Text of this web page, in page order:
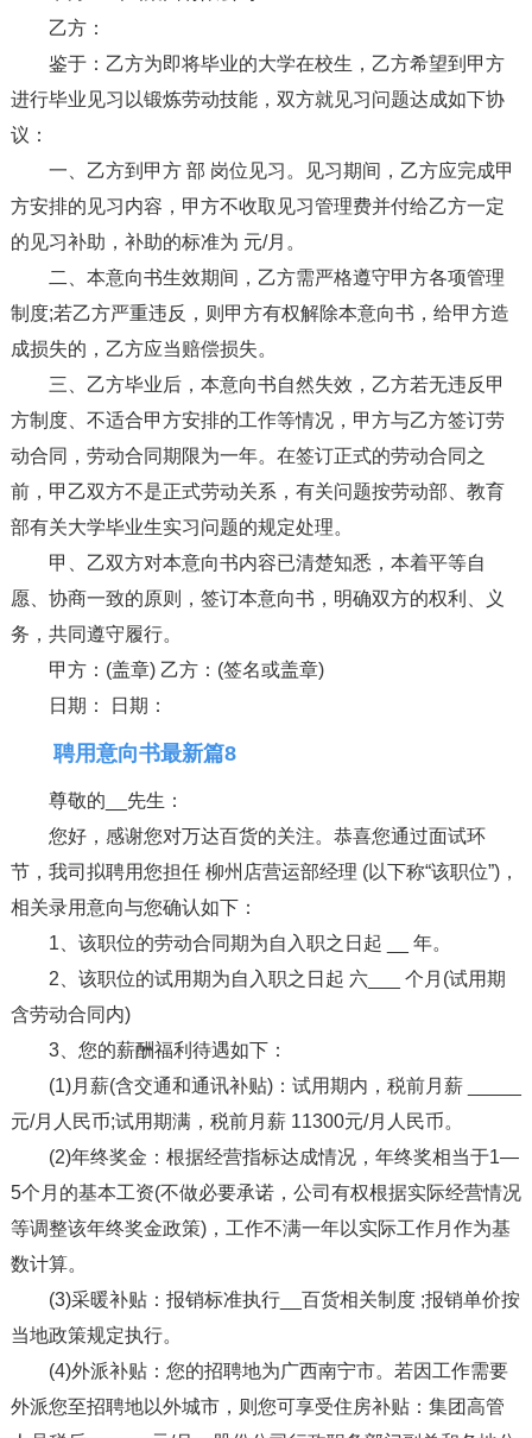
乙方：
鉴于：乙方为即将毕业的大学在校生，乙方希望到甲方
进行毕业见习以锻炼劳动技能，双方就见习问题达成如下协
议：
一、乙方到甲方 部 岗位见习。见习期间，乙方应完成甲
方安排的见习内容，甲方不收取见习管理费并付给乙方一定
的见习补助，补助的标准为 元/月。
二、本意向书生效期间，乙方需严格遵守甲方各项管理
制度;若乙方严重违反，则甲方有权解除本意向书，给甲方造
成损失的，乙方应当赔偿损失。
三、乙方毕业后，本意向书自然失效，乙方若无违反甲
方制度、不适合甲方安排的工作等情况，甲方与乙方签订劳
动合同，劳动合同期限为一年。在签订正式的劳动合同之
前，甲乙双方不是正式劳动关系，有关问题按劳动部、教育
部有关大学毕业生实习问题的规定处理。
甲、乙双方对本意向书内容已清楚知悉，本着平等自
愿、协商一致的原则，签订本意向书，明确双方的权利、义
务，共同遵守履行。
甲方：(盖章) 乙方：(签名或盖章)
日期： 日期：
聘用意向书最新篇8
尊敬的__先生：
您好，感谢您对万达百货的关注。恭喜您通过面试环
节，我司拟聘用您担任 柳州店营运部经理 (以下称“该职位”)，
相关录用意向与您确认如下：
1、该职位的劳动合同期为自入职之日起 __ 年。
2、该职位的试用期为自入职之日起 六___ 个月(试用期
含劳动合同内)
3、您的薪酬福利待遇如下：
(1)月薪(含交通和通讯补贴)：试用期内，税前月薪 _____
元/月人民币;试用期满，税前月薪 11300元/月人民币。
(2)年终奖金：根据经营指标达成情况，年终奖相当于1—
5个月的基本工资(不做必要承诺，公司有权根据实际经营情况
等调整该年终奖金政策)，工作不满一年以实际工作月作为基
数计算。
(3)采暖补贴：报销标准执行__百货相关制度 ;报销单价按
当地政策规定执行。
(4)外派补贴：您的招聘地为广西南宁市。若因工作需要
外派您至招聘地以外城市，则您可享受住房补贴：集团高管